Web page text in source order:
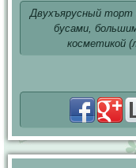
Двухъярусный торт
бусами,
косметикой